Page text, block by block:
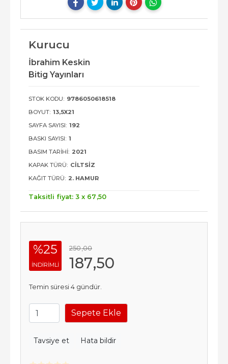
Kurucu
İbrahim Keskin
Bitig Yayınları
STOK KODU: 9786050618518
BOYUT: 13,5X21
SAYFA SAYISI: 192
BASKI SAYISI: 1
BASIM TARIHI: 2021
KAPAK TÜRÜ: CILTSIZ
KAĞIT TÜRÜ: 2. HAMUR
Taksitli fiyat: 3 x 67 ,50
%25
INDIRIMLI
250,00
187,50
Temin süresi 4 gündür.
Sepete Ekle
Tavsiye et Hata bildir